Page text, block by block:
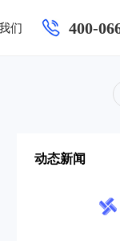
们 400-
动态新闻